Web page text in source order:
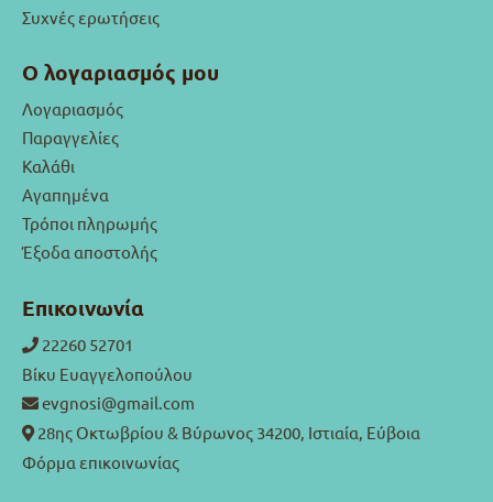
Συχνές ερωτήσεις
Ο λογαριασμός μου
Λογαριασμός
Παραγγελίες
Καλάθι
Αγαπημένα
Τρόποι πληρωμής
Έξοδα αποστολής
Επικοινωνία
22260 52701
Βίκυ Ευαγγελοπούλου
evgnosi@gmail.com
28ης Οκτωβρίου & Βύρωνος 34200, Ιστιαία, Εύβοια
Φόρμα επικοινωνίας